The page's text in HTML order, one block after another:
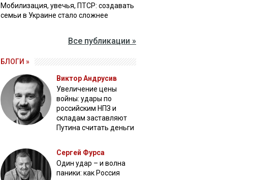
Мобилизация, увечья, ПТСР: создавать
семьи в Украине стало сложнее
Все публикации »
БЛОГИ »
Виктор Андрусив
Увеличение цены
войны: удары по
российским НПЗ и
складам заставляют
Путина считать деньги
Сергей Фурса
Один удар – и волна
паники: как Россия